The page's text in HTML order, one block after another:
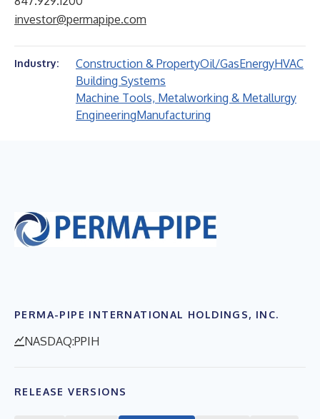
investor@permapipe.com
Industry: Construction & PropertyOil/GasEnergyHVAC
Building Systems
Machine Tools, Metalworking & Metallurgy
EngineeringManufacturing
PERMA-PIPE INTERNATIONAL HOLDINGS, INC.
NASDAQ:PPIH
RELEASE VERSIONS